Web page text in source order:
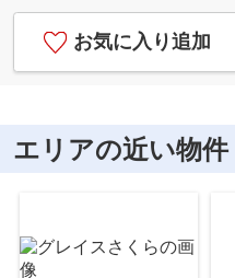
お気に入り追加
エリアの近い物件